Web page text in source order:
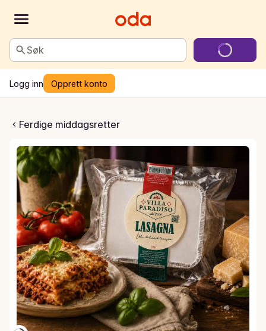
Søk
Logg inn Opprett konto
Ferdige middagsretter
med fersk pasta